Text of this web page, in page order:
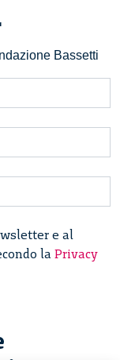
Bassetti
e al
la Privacy